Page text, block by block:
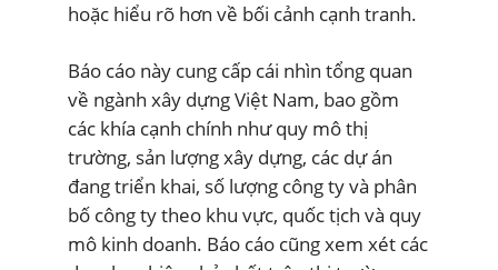
hoặc hiểu rõ hơn về bối cảnh cạnh tranh.
Báo cáo này cung cấp cái nhìn tổng quan
về ngành xây dựng Việt Nam, bao gồm
các khía cạnh chính như quy mô thị
trường, sản lượng xây dựng, các dự án
đang triển khai, số lượng công ty và phân
bố công ty theo khu vực, quốc tịch và quy
mô kinh doanh. Báo cáo cũng xem xét các